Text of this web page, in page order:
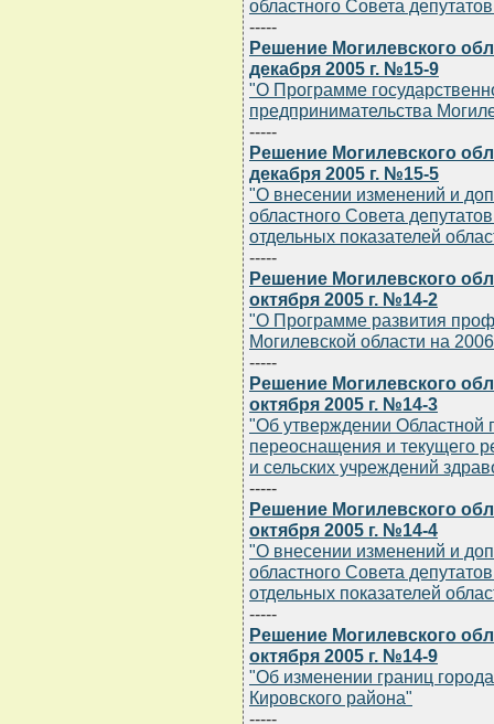
областного Совета
-----
Решение Могилевского
декабря 2005 г. №15-9
"О Программе
предпринимательства
-----
Решение Могилевского
декабря 2005 г. №15-5
"О внесении изменений и
областного Совета
отдельных показателей
-----
Решение Могилевского
октября 2005 г. №14-2
"О Программе развития
Могилевской области на
-----
Решение Могилевского
октября 2005 г. №14-3
"Об утверждении Областной
переоснащения и текущего
и сельских учреждений
-----
Решение Могилевского
октября 2005 г. №14-4
"О внесении изменений и
областного Совета
отдельных показателей
-----
Решение Могилевского
октября 2005 г. №14-9
"Об изменении границ
Кировского района"
-----